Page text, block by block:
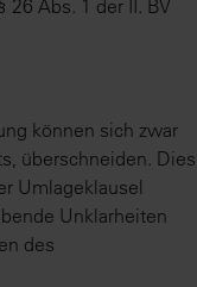
26 Abs. 1 der II. BV
können sich zwar
überschneiden. Dies
Umlageklausel
Unklarheiten
des